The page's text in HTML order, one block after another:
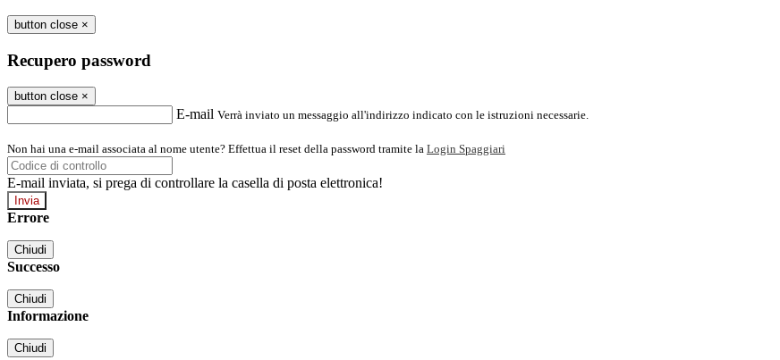
button close ×
Recupero password
button close ×
E-mail Verrà inviato un messaggio all'indirizzo indicato con le istruzioni necessarie.
Non hai una e-mail associata al nome utente? Effettua il reset della password tramite la Login Spaggiari
E-mail inviata, si prega di controllare la casella di posta elettronica!
Errore
Chiudi
Successo
Chiudi
Informazione
Chiudi